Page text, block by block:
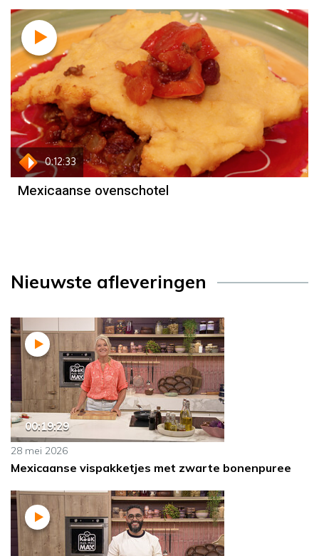
0:12:33
Recept
Mounir Toub
Mexicaanse ovenschotel
Nieuwste afleveringen
00:19:29
28 mei 2026
Mexicaanse vispakketjes met zwarte bonenpuree